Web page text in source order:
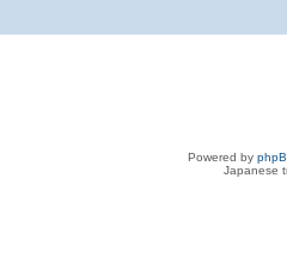
Powered by
Japanese